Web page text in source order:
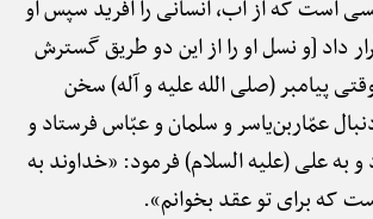
است که از آب، انسانی را آفرید سپس او
داد [و نسل او را از این دو طریق گسترش
پیامبر (صلی الله علیه و آله) سخن
عمّاربن‌یاسر و سلمان و عبّاس فرستاد و
و به علی (علیه السلام) فرمود: «خداوند به
که برای تو عقد بخوانم».